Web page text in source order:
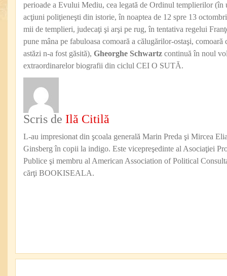
perioade a Evului Mediu, cea legată de Ordinul templierilor (în
acţiuni poliţieneşti din istorie, în noaptea de 12 spre 13
mii de templieri, judecaţi şi arşi pe rug, în tentativa regelui
pune mâna pe fabuloasa comoară a călugărilor-ostaşi, comoară
astăzi n-a fost găsită), Gheorghe Schwartz continuă în noul
extraordinarelor biografii din ciclul CEI O SUTĂ.
Scris de Ilă Citilă
L-au impresionat din şcoala generală Marin Preda şi Mircea
Ginsberg în copii la indigo. Este vicepreşedinte al Asociaţiei
Publice şi membru al American Association of Political
cărţi BOOKISEALA.